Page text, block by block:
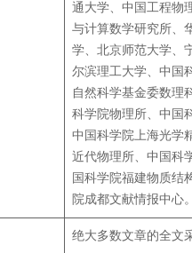
通大学、中国工程物
与计算数学研究所、
学、北京师范大学、
尔滨理工大学、中国
自然科学基金委数理
科学院物理所、中国
中国科学院上海光学
近代物理所、中国科
国科学院福建物质结
院成都文献情报中心
绝大多数文章的全文